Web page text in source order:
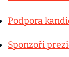
Podpora
Sponzoři